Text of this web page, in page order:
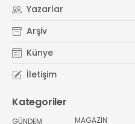
Yazarlar
Arşiv
Künye
İletişim
Kategoriler
GÜNDEM
MAGAZİN